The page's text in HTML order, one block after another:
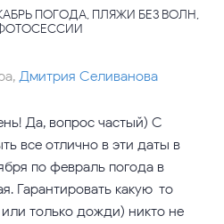
ПОГОДА, ПЛЯЖИ БЕЗ ВОЛН,
Дмитрия Селиванова
Да, вопрос частый) С
все отлично в эти даты в
по февраль погода в
Гарантировать какую-то
только дожди) никто не